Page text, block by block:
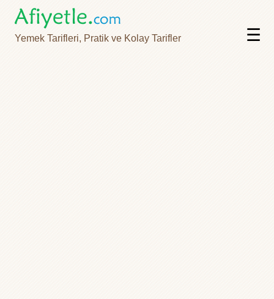
Yemek Tarifleri, Pratik ve Kolay Tarifler ☰